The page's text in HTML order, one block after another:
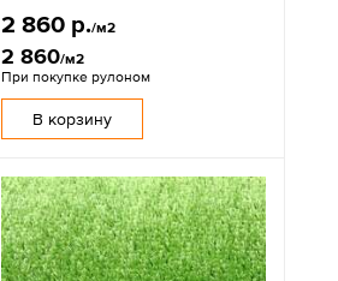
2 860 р./м2
2 860/м2
При покупке рулоном
В корзину